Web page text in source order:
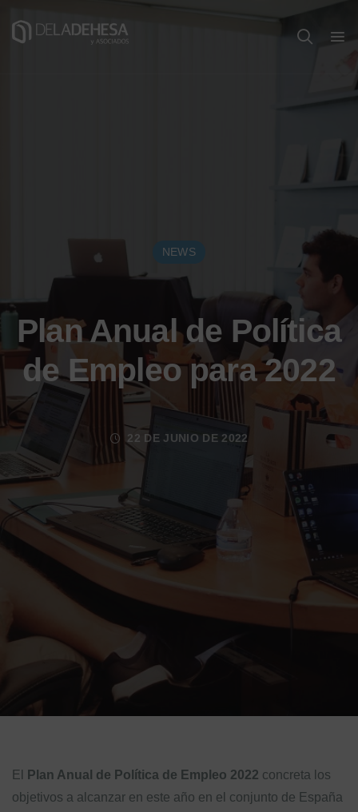
NEWS
Plan Anual de Política
de Empleo para 2022
22 DE JUNIO DE 2022
El Plan Anual de Política de Empleo 2022 concreta los
objetivos a alcanzar en este año en el conjunto de España